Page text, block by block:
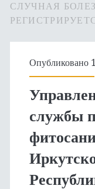
СЛУЧНАЯ
Опубликовано
службы